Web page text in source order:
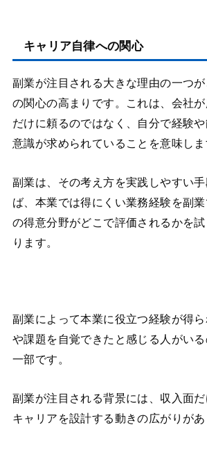
キャリア自律への関心
副業が注目される大きな理由の一つ
の関心の高まりです。これは、会社
だけに頼るのではなく、自分で経験
意識が求められていることを意味しま
副業は、その考え方を実践しやすい手
ば、本業では得にくい業務経験を副
の得意分野がどこで評価されるかを
ります。
副業によって本業に役立つ経験が得
や課題を自覚できたと感じる人がい
一部です。
副業が注目される背景には、収入面
キャリアを設計する動きの広がりがあ